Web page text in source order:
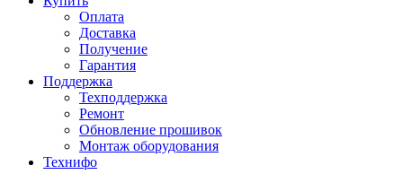
Оплата
Доставка
Получение
Гарантия
Поддержка
Техподдержка
Ремонт
Обновление прошивок
Монтаж оборудования
Технифо